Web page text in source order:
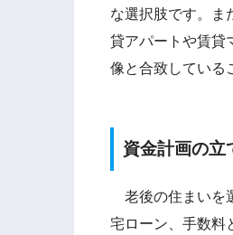
な選択肢です。ま
貸アパートや賃貸
像と合致している
資金計画の立
老後の住まいを
宅ローン、手数料